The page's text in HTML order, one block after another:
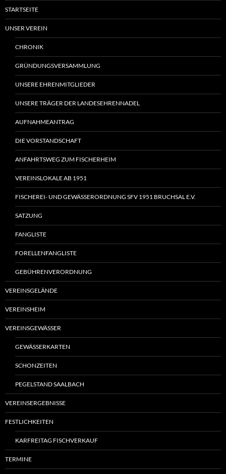
STARTSEITE
UNSER VEREIN
CHRONIK
GRÜNDUNGSVERSAMMLUNG
UNSERE EHRENMITGLIEDER
UNSERE TRÄGER DER LANDESEHRENNADEL
AUFNAHMEANTRAG
DIE VORSTANDSCHAFT
ANFAHRTSWEG ZUM FISCHERHEIM
VEREINSLOKALE AB 1951
FISCHEREI- UND GEWÄSSERORDNUNG SFV 1951 BRUCHSAL E.V.
SATZUNG
FANGLISTE
FORELLENFANGLISTE
GEBÜHRENVERORDNUNG
VEREINSGELÄNDE
VEREINSHEIM
VEREINSGEWÄSSER
GEWÄSSERKARTEN
SCHONZEITEN
PEGELSTAND SAALBACH
VEREINSERGEBNISSE
FESTLICHKEITEN
KARFREITAG FISCHVERKAUF
TERMINE